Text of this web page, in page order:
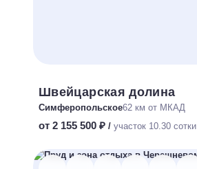
Швейцарская долина
Симферопольское62 км от МКАД
от 2 155 500 ₽ / участок 10.30 сотки